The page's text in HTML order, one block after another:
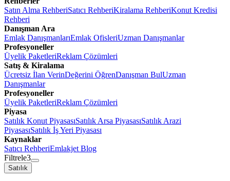
Satın Alma RehberiSatıcı RehberiKiralama RehberiKonut Kredisi
Rehberi
Danışman Ara
Emlak DanışmanlarıEmlak OfisleriUzman Danışmanlar
Profesyoneller
Üyelik PaketleriReklam Çözümleri
Satış & Kiralama
Ücretsiz İlan VerinDeğerini ÖğrenDanışman BulUzman
Danışmanlar
Profesyoneller
Üyelik PaketleriReklam Çözümleri
Piyasa
Satılık Konut PiyasasıSatılık Arsa PiyasasıSatılık Arazi
PiyasasıSatılık İş Yeri Piyasası
Kaynaklar
Satıcı RehberiEmlakjet Blog
Filtrele3
Satılık